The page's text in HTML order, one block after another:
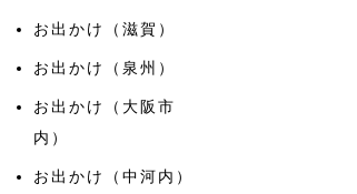
お出かけ（滋賀）
お出かけ（泉州）
お出かけ（大阪市
内）
お出かけ（中河内）